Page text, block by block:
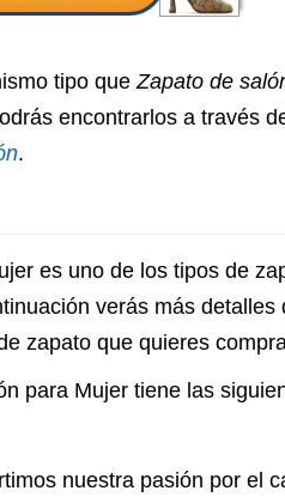
tipo queZapato de
encontrarlos a través
.
es uno de los tipos de
verás más detalles
zapato que quieres
para Mujer tiene las
nuestra pasión por el